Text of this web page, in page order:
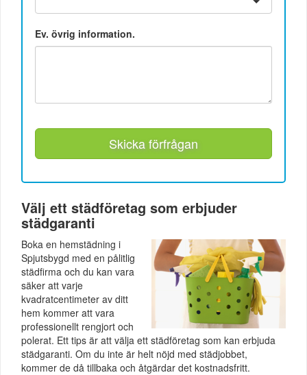
Ev. övrig information.
Skicka förfrågan
Välj ett städföretag som erbjuder
städgaranti
Boka en hemstädning i
Spjutsbygd med en pålitlig
städfirma och du kan vara
säker att varje
kvadratcentimeter av ditt
hem kommer att vara
professionellt rengjort och
polerat. Ett tips är att välja ett städföretag som kan erbjuda
städgaranti. Om du inte är helt nöjd med städjobbet,
kommer de då tillbaka och åtgärdar det kostnadsfritt.